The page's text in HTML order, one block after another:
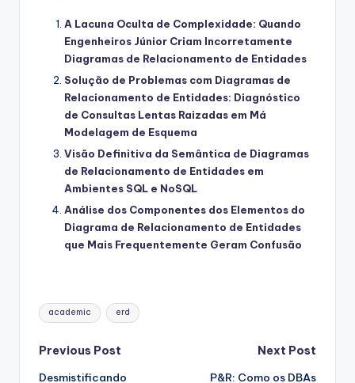
A Lacuna Oculta de Complexidade: Quando
Engenheiros Júnior Criam Incorretamente
Diagramas de Relacionamento de Entidades
Solução de Problemas com Diagramas de
Relacionamento de Entidades: Diagnóstico
de Consultas Lentas Raizadas em Má
Modelagem de Esquema
Visão Definitiva da Semântica de Diagramas
de Relacionamento de Entidades em
Ambientes SQL e NoSQL
Análise dos Componentes dos Elementos do
Diagrama de Relacionamento de Entidades
que Mais Frequentemente Geram Confusão
Tags:
academic erd
Post
Previous Post
Desmistificando
Next Post
P&R: Como os DBAs